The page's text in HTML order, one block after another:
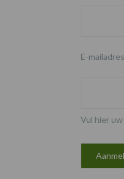
E-mailadres
Vul hier